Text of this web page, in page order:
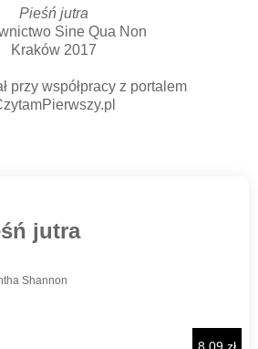
Pieśń jutra
Sine Qua Non
Kraków 2017
przy współpracy z portalem